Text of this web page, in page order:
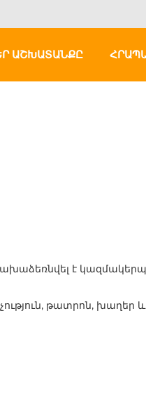
ԱՇԽԱՏԱՆՔԸ
է
թատրոն, խաղեր